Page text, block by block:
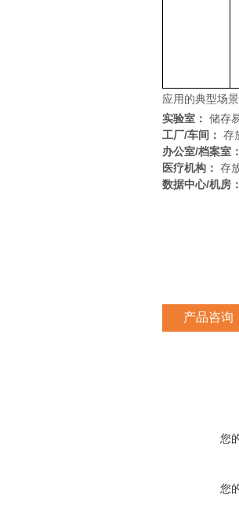
应用的典型场景
实验室： 储存
工厂/车间： 存
办公室/档案室
医疗机构： 存
数据中心/机房
产品咨询
您
您